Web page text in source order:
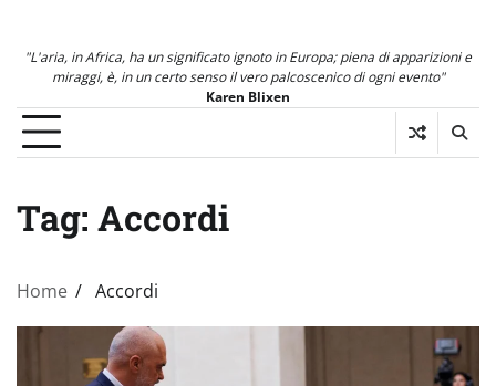
"L'aria, in Africa, ha un significato ignoto in Europa; piena di apparizioni e
miraggi, è, in un certo senso il vero palcoscenico di ogni evento"
Karen Blixen
Tag: Accordi
Home Accordi